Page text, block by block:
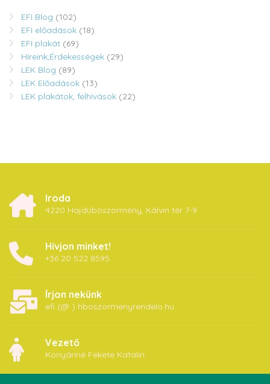
EFI Blog (102)
EFI előadások (18)
EFI plakát (69)
Híreink,Érdekességek (29)
LEK Blog (89)
LEK Előadások (13)
LEK plakátok, felhívások (22)
Iroda
4220 Hajdúböszörmény, Kálvin tér 7-9
Hívjon minket!
+36 20 522 8595
Írjon nekünk
efi (@ ) hboszormenyrendelo.hu
Vezető
Konyáriné Fekete Katalin